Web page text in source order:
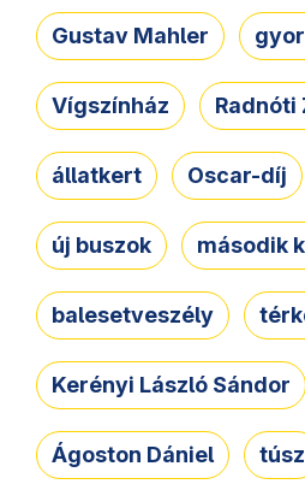
Gustav Mahler
Vígszínház Radnóti
állatkert Oscar-díj
új buszok második
balesetveszély
Kerényi László Sándor
Ágoston Dániel túsz